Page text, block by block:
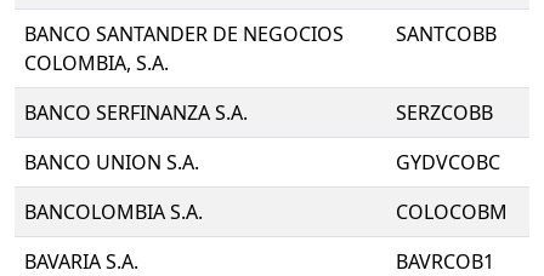
BANCO SANTANDER DE NEGOCIOS
COLOMBIA, S.A.
SANTCOBB
BANCO SERFINANZA S.A.
SERZCOBB
BANCO UNION S.A.
GYDVCOBC
BANCOLOMBIA S.A.
COLOCOBM
BAVARIA S.A.
BAVRCOB1